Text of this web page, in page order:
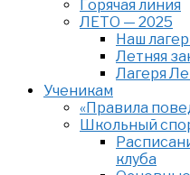
Горячая линия
ЛЕТО — 2025
Наш
Летняя
Лагеря
Ученикам
«Правила
Школьный
клуба